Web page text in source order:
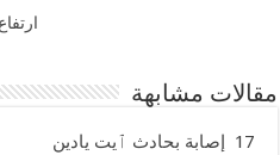
مقالات مشابهة
17 إصابة بحادث ٱيت يادين